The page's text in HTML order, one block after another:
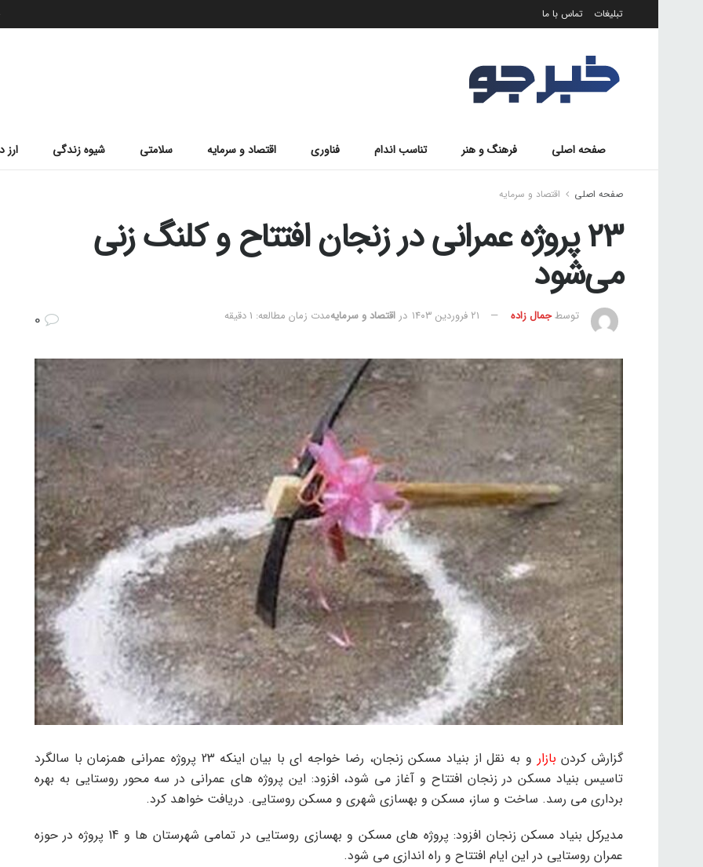
تبلیغات تماس با ما
صفحه اصلی فرهنگ و هنر تناسب اندام فناوری اقتصاد و سرمایه سلامتی شیوه زندگی ارز
صفحه اصلی اقتصاد و سرمایه
۲۳ پروژه عمرانی در زنجان افتتاح و کلنگ زنی
می‌شود
توسطجمال زاده ۲۱ فروردین ۱۴۰۳ در اقتصاد و سرمایهمدت زمان مطالعه: 1 دقیقه
گزارش کردن بازار
و به نقل از بنیاد مسکن زنجان، رضا خواجه ای با بیان اینکه 23 پروژه عمرانی همزمان با سالگرد
تاسیس بنیاد مسکن در زنجان افتتاح و آغاز می شود، افزود: این پروژه های عمرانی در سه محور روستایی به بهره
برداری می رسد. ساخت و ساز، مسکن و بهسازی شهری و مسکن روستایی. دریافت خواهد کرد.
مدیرکل بنیاد مسکن زنجان افزود: پروژه های مسکن و بهسازی روستایی در تمامی شهرستان ها و 14 پروژه در حوزه
عمران روستایی در این ایام افتتاح و راه اندازی می شود.